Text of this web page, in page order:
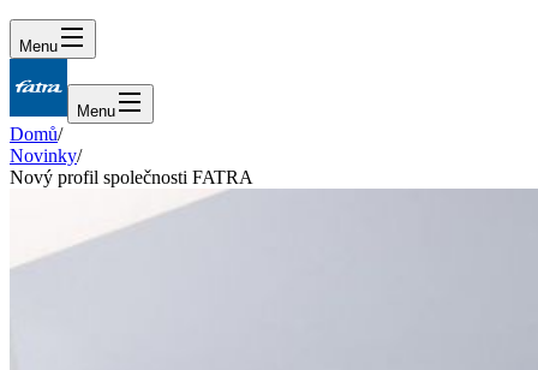
Menu
Menu
Domů/
Novinky/
Nový profil společnosti FATRA